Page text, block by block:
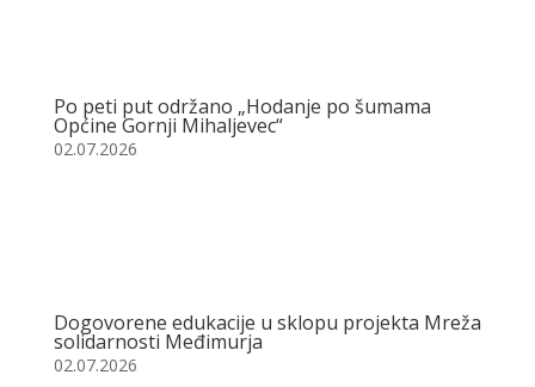
Po peti put održano „Hodanje po šumama
Općine Gornji Mihaljevec“
02.07.2026
Dogovorene edukacije u sklopu projekta Mreža
solidarnosti Međimurja
02.07.2026